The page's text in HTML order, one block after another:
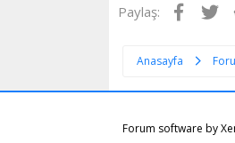
Paylaş:
Anasayfa
Forum software by